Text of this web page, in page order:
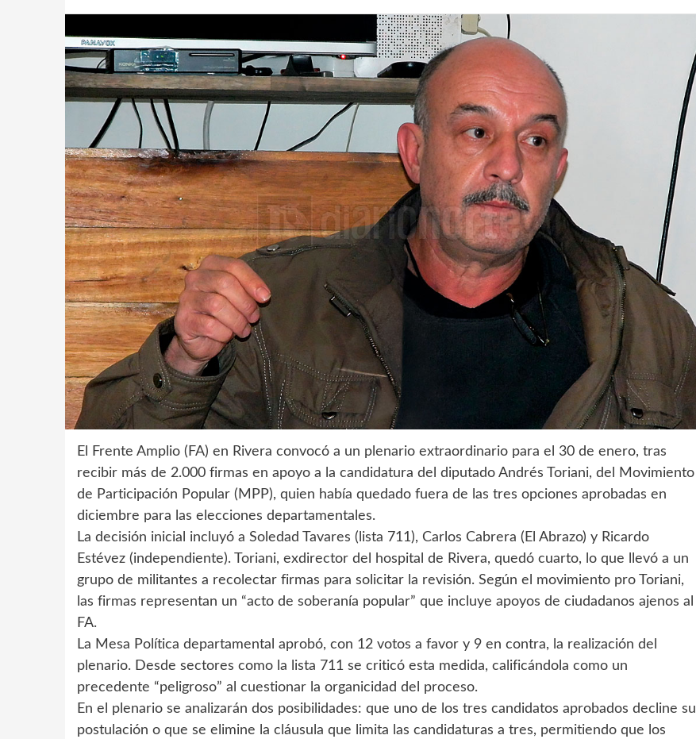
El Frente Amplio (FA) en Rivera convocó a un plenario extraordinario para el 30 de enero, tras
recibir más de 2.000 firmas en apoyo a la candidatura del diputado Andrés Toriani, del Movimiento
de Participación Popular (MPP), quien había quedado fuera de las tres opciones aprobadas en
diciembre para las elecciones departamentales.
La decisión inicial incluyó a Soledad Tavares (lista 711), Carlos Cabrera (El Abrazo) y Ricardo
Estévez (independiente). Toriani, exdirector del hospital de Rivera, quedó cuarto, lo que llevó a un
grupo de militantes a recolectar firmas para solicitar la revisión. Según el movimiento pro Toriani,
las firmas representan un “acto de soberanía popular” que incluye apoyos de ciudadanos ajenos al
FA.
La Mesa Política departamental aprobó, con 12 votos a favor y 9 en contra, la realización del
plenario. Desde sectores como la lista 711 se criticó esta medida, calificándola como un
precedente “peligroso” al cuestionar la organicidad del proceso.
En el plenario se analizarán dos posibilidades: que uno de los tres candidatos aprobados decline su
postulación o que se elimine la cláusula que limita las candidaturas a tres, permitiendo que los